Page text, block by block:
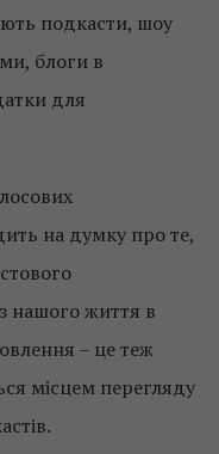
подкасти, шоу
блоги в
для
на думку про те,
нашого життя в
– це теж
місцем перегляду